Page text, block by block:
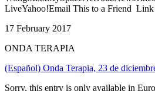
LiveYahoo!Email This to a Friend
17 February 2017
ONDA TERAPIA
(Español) Onda Terapia, 23 de
Sorry, this entry is only available in